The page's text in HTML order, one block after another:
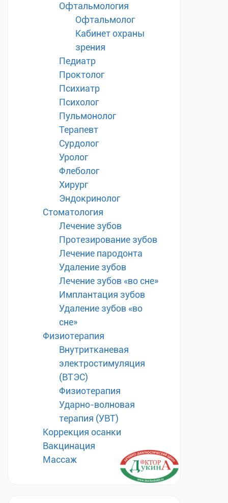
Офтальмология
Офтальмолог
Кабинет охраны
зрения
Педиатр
Проктолог
Психиатр
Психолог
Пульмонолог
Терапевт
Сурдолог
Уролог
Флеболог
Хирург
Эндокринолог
Стоматология
Лечение зубов
Протезирование зубов
Лечение пародонта
Удаление зубов
Лечение зубов «во сне»
Имплантация зубов
Удаление зубов «во
сне»
Физиотерапия
Внутритканевая
электростимуляция
(ВТЭС)
Физиотерапия
Ударно-волновая
терапия (УВТ)
Коррекция осанки
Вакцинация
Массаж